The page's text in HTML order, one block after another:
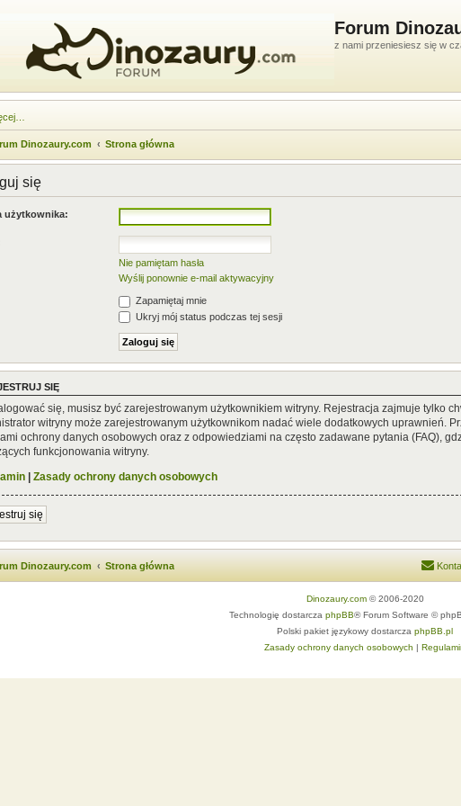
Forum
z nami przeniesiesz się w
Dinozaury.com Strona główna
się
użytkownika:
Nie pamiętam hasła
Wyślij ponownie e-mail aktywacyjny
Zapamiętaj mnie
Ukryj mój status podczas tej sesji
SIĘ
się, musisz być zarejestrowanym użytkownikiem witryny. Rejestracja zajmuje tylko
witryny może zarejestrowanym użytkownikom nadać wiele dodatkowych uprawnień.
ochrony danych osobowych oraz z odpowiedziami na często zadawane pytania (FAQ),
funkcjonowania witryny.
| Zasady ochrony danych osobowych
się
Dinozaury.com Strona główna
Dinozaury.com© 2006-2020
Technologię dostarcza phpBB® Forum Software ©
Polski pakiet językowy dostarcza phpBB.pl
Zasady ochrony danych osobowych |